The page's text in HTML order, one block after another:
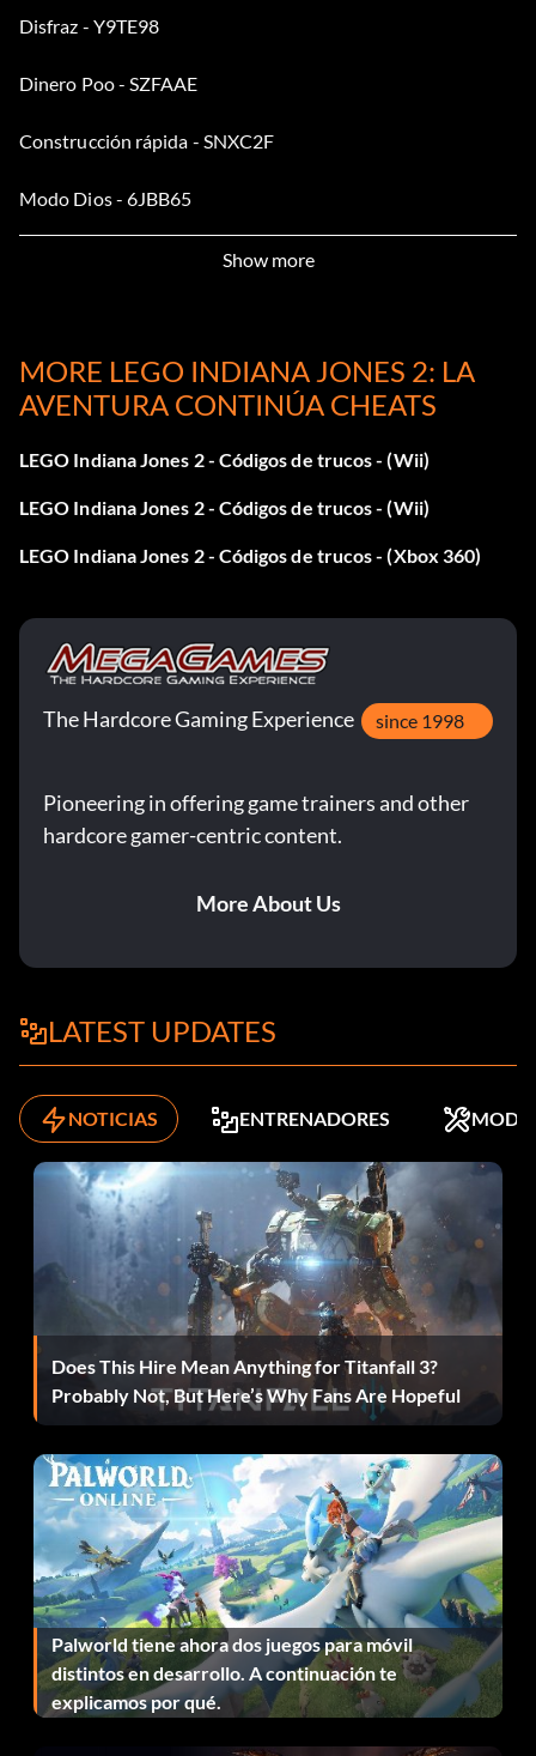
Disfraz - Y9TE98
Dinero Poo - SZFAAE
Construcción rápida - SNXC2F
Modo Dios - 6JBB65
Sin miedo - TUXNZF
Indiana Jones (disfrazado) - 2W8QR3
Indiana Jones (desierto) - M4C34K
Indiana Jones (Kali) - J2XS97
Indiana Jones (oficial) - 3FQFKS
Willie (cantante) - 94RUAJ
Salah - E88YRP
Profesor Henry Jones - 4C5AKH
Mac - P4PCDY
Chucho - 2GK562
Maniquí (hombre adulto) - QPWDMM
Maniquí (mujer adulta) - U7SMVK
Maniquí (niño hombre) - 2UJQWC
Maniquí (niño mujer) - 3PG5EL
Lao Che - 7AWX3J
Mola Ram - 82RMC2
Show more
MORE LEGO INDIANA JONES 2: LA
AVENTURA CONTINÚA CHEATS
LEGO Indiana Jones 2 - Códigos de trucos - (Wii)
LEGO Indiana Jones 2 - Códigos de trucos - (Wii)
LEGO Indiana Jones 2 - Códigos de trucos - (Xbox 360)
The Hardcore Gaming Experience since 1998
Pioneering in offering game trainers and other
hardcore gamer-centric content.
More About Us
LATEST UPDATES
NOTICIAS ENTRENADORES MODS
Does This Hire Mean Anything for Titanfall 3?
Probably Not, But Here’s Why Fans Are Hopeful
Palworld tiene ahora dos juegos para móvil
distintos en desarrollo. A continuación te
explicamos por qué.